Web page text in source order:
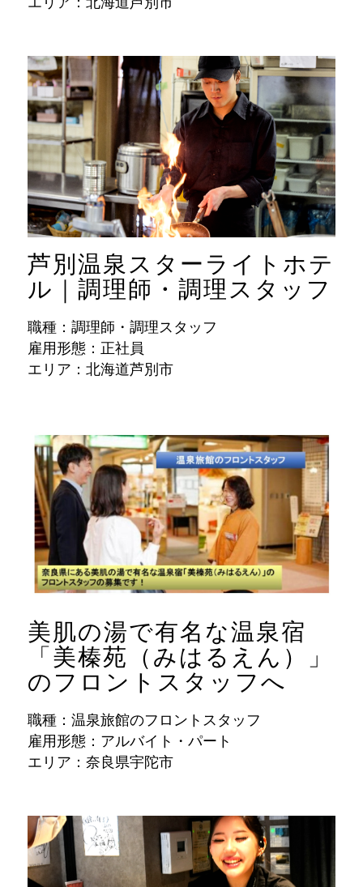
芦別温泉スターライトホテ
ル｜調理師・調理スタッフ
職種：調理師・調理スタッフ
雇用形態：正社員
エリア：北海道芦別市
美肌の湯で有名な温泉宿
「美榛苑（みはるえん）」
のフロントスタッフへ
職種：温泉旅館のフロントスタッフ
雇用形態：アルバイト・パート
エリア：奈良県宇陀市